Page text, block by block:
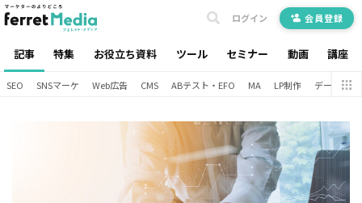
記事 特集 お役立ち資料 ツール セミナー 動画 講座
ログイン 会員登録
SEO SNSマーケ Web広告 CMS ABテスト・EFO MA LP制作 データ分析